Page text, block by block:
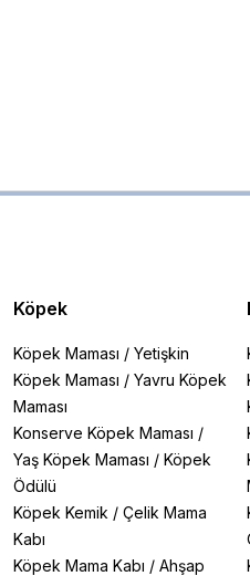
Köpek
Köpek Maması /Yetişkin
Köpek Maması /Yavru Köpek
Maması
Konserve Köpek Maması /
Yaş Köpek Maması /Köpek
Ödülü
Köpek Kemik /Çelik Mama
Kabı
Köpek Mama Kabı /Ahşap